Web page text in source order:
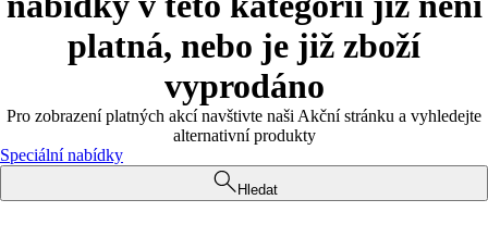
platná, nebo je již zboží
vyprodáno
Pro zobrazení platných akcí navštivte naši Akční stránku a vyhledejte
alternativní produkty
Speciální nabídky
Hledat